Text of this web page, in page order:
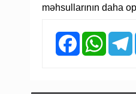
məhsullarının daha
Facebook